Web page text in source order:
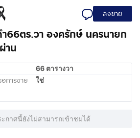
ลงขาย
66ตร.วา องครักษ์ นครนายก
าน
66 ตารางวา
การขาย ใช่
กาศนี้ยังไม่สามารถเข้าชมได้